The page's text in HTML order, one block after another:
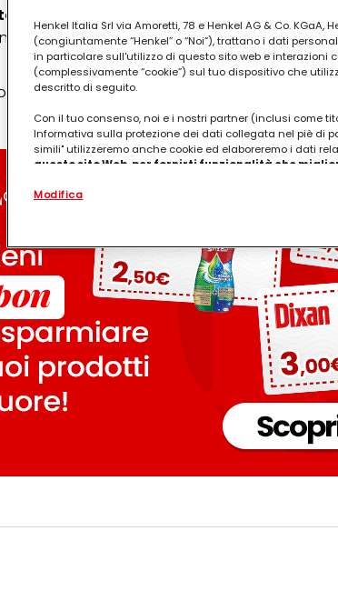
PUBBLICITA'
di zucchero
l’inverno ha le sue bellezze, con la neve,
ispirate a questi elementi: sfogliala e
Henkel Italia Srl via Amoretti, 78 e Henkel AG & Co.
(congiuntamente “Henkel” o “Noi”), trattano i dati
in particolare sull'utilizzo di questo sito web e interazioni
(complessivamente “cookie”) sul tuo dispositivo che
descritto di seguito.
Con il tuo consenso, noi e i nostri partner (inclusi come
Informativa sulla protezione dei dati collegata nel piè di
simili" utilizzeremo anche cookie ed elaboreremo i dati
questo sito Web, per fornirti funzionalità che
. Analizzeremo il tuo utilizzo di questo
(rispettivamente dell'azienda per cui lavori) per) e su
terzi, conservare le nostre informazioni sulle entità
identificati) su questo sito web e altri media (di terzi)
misurare e ottimizzare il successo delle campagne
Puoi trovare maggiori informazioni sul trattamento dei
collegata nel piè di pagina (Sezione "Cookie, Pixel,
qualsiasi momento con effetto per il futuro disabilitando i
collegata nel piè di pagina. Per ulteriori informazioni sui
periodo di conservazione, consultare le informazioni
"modifica" di seguito".
Se fai clic su "Modifica" potrai trovare maggiori
per uno o più degli scopi sopra menzionati. Cliccando su
tuoi dati personali per tutte le finalità sopra indicate. Se
Modifica